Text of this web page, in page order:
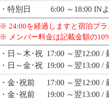
・特別日 6:00 ～18:00 INよ
※ 24:00を経過しますと宿泊プラ
※ メンバー料金は記載金額の
・日～木･祝 17:00 ～翌12:00 /
・日～金･祝 19:00 ～翌13:00 /
・金･祝前 17:00 ～翌12:00 /
・金･祝前 19:00 ～翌13:00 /